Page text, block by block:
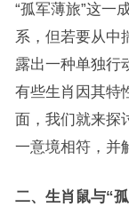
“孤军薄旅”这一
系，但若要从中
露出一种单独行
有些生肖因其特
面，我们就来探
一意境相符，并
二、生肖鼠与“